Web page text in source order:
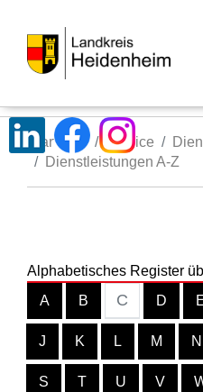
Startseite Service
Dienstleistungen A-Z
Alphabetisches Register
A
B C D
J K L M N
S T U V